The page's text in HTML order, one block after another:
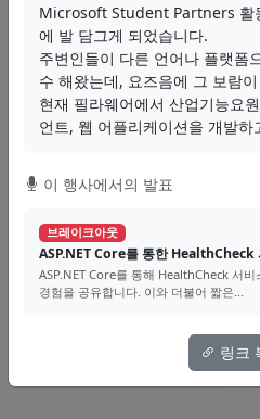
스
국내외 .NET 전문가
Scott Hanselman
Microsoft Student Partners 활
에 발 담그게 되었습니다.
주변인들이 다른 언어나 플랫폼
수 해왔는데, 요즈음에 그 보람
현재 필라웨어에서 산업기능요
언트, 웹 어플리케이션을 개발하
이 행사에서의 발표
브레이크아웃
ASP.NET Core를 통한 HealthCheck
ASP.NET Core를 통해 HealthCheck 서
경험을 공유합니다. 이와 더불어 짧은...
링크